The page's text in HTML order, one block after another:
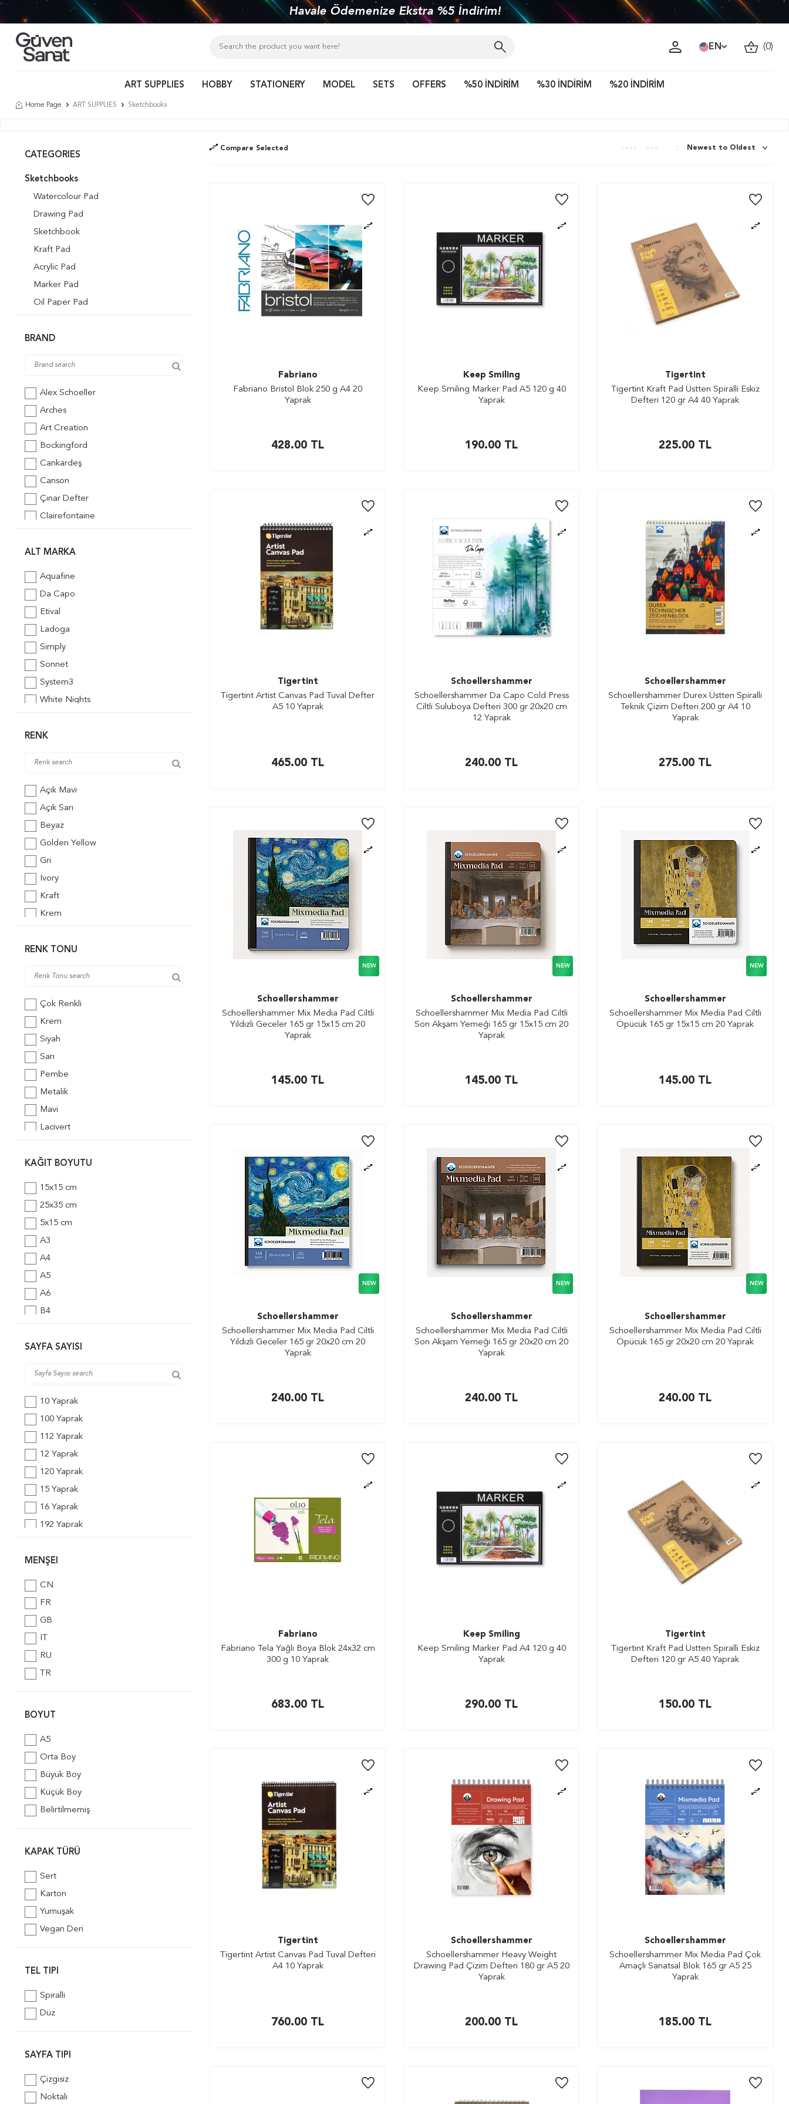
Türkiye'nin her yerine 1450 TL ve üzeri kargo bedava!
EN (0)
ART SUPPLIES HOBBY STATIONERY MODEL SETS OFFERS %50 İNDİRİM %30 İNDİRİM %20 İNDİRİM
Home Page ART SUPPLIES Sketchbooks
CATEGORIES
Sketchbooks
Watercolour Pad
Drawing Pad
Sketchbook
Kraft Pad
Acrylic Pad
Marker Pad
Oil Paper Pad
Bristol Pad
BRAND
Alex Schoeller
Arches
Art Creation
Bockingford
Cankardeş
Canson
Çınar Defter
Clairefontaine
Daler Rowney
Magnani
St. Petersburg
Tigertint
Van Dyck
ALT MARKA
Aquafine
Da Capo
Etival
Ladoga
Simply
Sonnet
System3
White Nights
RENK
Açık Mavi
Açık Sarı
Beyaz
Golden Yellow
Gri
Ivory
Kraft
Krem
Champagne Pink
Siyah
White Gold
RENK TONU
Çok Renkli
Krem
Siyah
Sarı
Pembe
Metalik
Mavi
Lacivert
Gri
KAĞIT BOYUTU
15x15 cm
25x35 cm
5x15 cm
A3
A4
A5
A6
B4
SAYFA SAYISI
10 Yaprak
100 Yaprak
112 Yaprak
12 Yaprak
120 Yaprak
15 Yaprak
16 Yaprak
192 Yaprak
24 Yaprak
80 Yaprak
96 Yaprak
MENŞEI
CN
FR
GB
IT
RU
TR
BOYUT
A5
Orta Boy
Büyük Boy
Küçük Boy
Belirtilmemiş
KAPAK TÜRÜ
Sert
Karton
Yumuşak
Vegan Deri
TEL TIPI
Spiralli
Düz
SAYFA TIPI
Çizgisiz
Noktalı
Compare Selected :
Fabriano
Fabriano Bristol Blok 250 g A4 20
Yaprak
428.00 TL
Keep Smiling
Keep Smiling Marker Pad A5 120 g 40
Yaprak
190.00 TL
Tigertint
Tigertint Kraft Pad Üstten Spiralli Eskiz
Defteri 120 gr A4 40 Yaprak
225.00 TL
Tigertint
Tigertint Artist Canvas Pad Tuval Defter
A5 10 Yaprak
465.00 TL
Schoellershammer
Schoellershammer Da Capo Cold Press
Ciltli Suluboya Defteri 300 gr 20x20 cm
12 Yaprak
240.00 TL
Schoellershammer
Schoellershammer Durex Üstten Spiralli
Teknik Çizim Defteri 200 gr A4 10
Yaprak
275.00 TL
NEW
Schoellershammer
Schoellershammer Mix Media Pad Ciltli
Yıldızlı Geceler 165 gr 15x15 cm 20
Yaprak
145.00 TL
NEW
Schoellershammer
Schoellershammer Mix Media Pad Ciltli
Son Akşam Yemeği 165 gr 15x15 cm 20
Yaprak
145.00 TL
NEW
Schoellershammer
Schoellershammer Mix Media Pad Ciltli
Öpücük 165 gr 15x15 cm 20 Yaprak
145.00 TL
NEW
Schoellershammer
Schoellershammer Mix Media Pad Ciltli
Yıldızlı Geceler 165 gr 20x20 cm 20
Yaprak
240.00 TL
NEW
Schoellershammer
Schoellershammer Mix Media Pad Ciltli
Son Akşam Yemeği 165 gr 20x20 cm 20
Yaprak
240.00 TL
NEW
Schoellershammer
Schoellershammer Mix Media Pad Ciltli
Öpücük 165 gr 20x20 cm 20 Yaprak
240.00 TL
Fabriano
Fabriano Tela Yağlı Boya Blok 24x32 cm
300 g 10 Yaprak
683.00 TL
Keep Smiling
Keep Smiling Marker Pad A4 120 g 40
Yaprak
290.00 TL
Tigertint
Tigertint Kraft Pad Üstten Spiralli Eskiz
Defteri 120 gr A5 40 Yaprak
150.00 TL
Tigertint
Tigertint Artist Canvas Pad Tuval Defteri
A4 10 Yaprak
760.00 TL
Schoellershammer
Schoellershammer Heavy Weight
Drawing Pad Çizim Defteri 180 gr A5 20
Yaprak
200.00 TL
Schoellershammer
Schoellershammer Mix Media Pad Çok
Amaçlı Sanatsal Blok 165 gr A5 25
Yaprak
185.00 TL